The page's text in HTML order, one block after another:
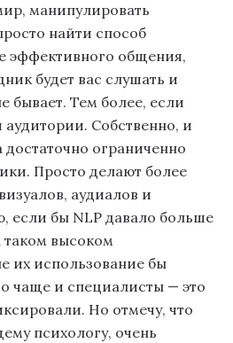
манипулировать
найти способ
эффективного общения,
будет вас слушать и
бывает. Тем более, если
Собственно, и
ограниченно
Просто делают более
аудиалов и
если бы NLP давало больше
таком высоком
их использование бы
чаще и специалисты — это
Но отмечу, что
психологу, очень